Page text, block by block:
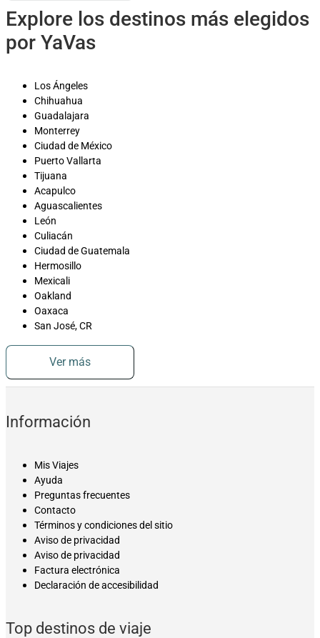
Explore los destinos más elegidos
por YaVas
Los Ángeles
Chihuahua
Guadalajara
Monterrey
Ciudad de México
Puerto Vallarta
Tijuana
Acapulco
Aguascalientes
León
Culiacán
Ciudad de Guatemala
Hermosillo
Mexicali
Oakland
Oaxaca
San José, CR
Ver más
Información
Mis Viajes
Ayuda
Preguntas frecuentes
Contacto
Términos y condiciones del sitio
Aviso de privacidad
Aviso de privacidad
Factura electrónica
Declaración de accesibilidad
Top destinos de viaje